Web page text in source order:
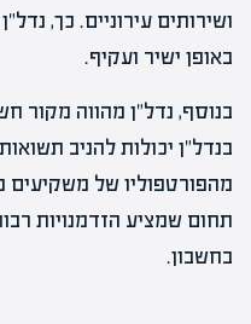
ושירותים עירוניים. כך,
באופן ישיר ועקיף.
בנוסף, נדל"ן מהווה מקור
בנדל"ן יכולות להניב
מהפורטפוליו של משקיעים
תחום שמציע הזדמנויות
בחשבון.